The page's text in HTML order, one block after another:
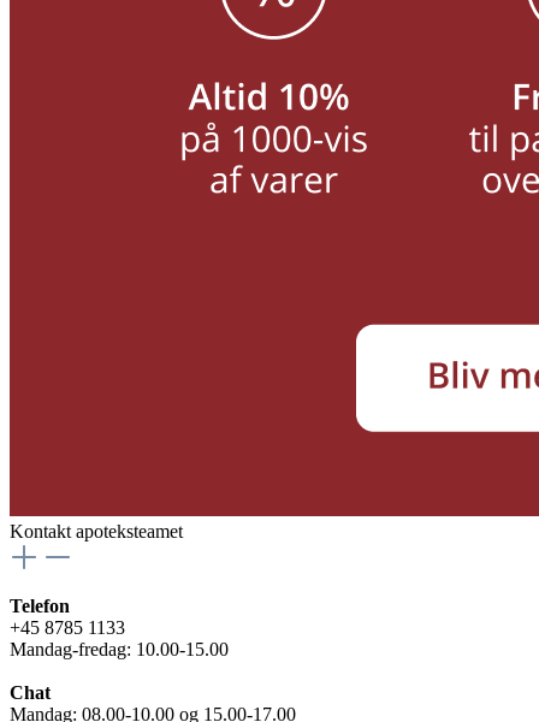
Kontakt apoteksteamet
Telefon
+45 8785 1133
Mandag-fredag: 10.00-15.00
Chat
Mandag: 08.00-10.00 og 15.00-17.00